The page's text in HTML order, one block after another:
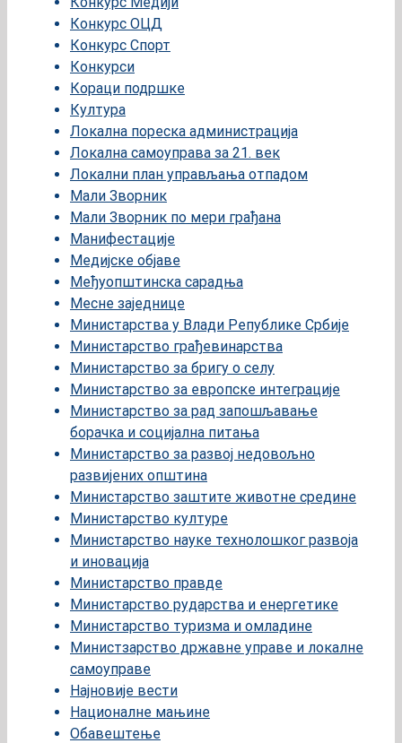
Конкурс ОЦД
Конкурс Спорт
Конкурси
Кораци подршке
Култура
Локална пореска администрација
Локална самоуправа за 21. век
Локални план управљања отпадом
Мали Зворник
Мали Зворник по мери грађана
Манифестације
Медијске објаве
Међуопштинска сарадња
Месне заједнице
Министарства у Влади Републике Србије
Министарство грађевинарства
Министарство за бригу о селу
Министарство за европске интеграције
Министарство за рад запошљавање
борачка и социјална питања
Министарство за развој недовољно
развијених општина
Министарство заштите животне средине
Министарство културе
Министарство науке технолошког развоја
и иновација
Министарство правде
Министарство рударства и енергетике
Министарство туризма и омладине
Министзарство државне управе и локалне
самоуправе
Најновије вести
Националне мањине
Обавештење